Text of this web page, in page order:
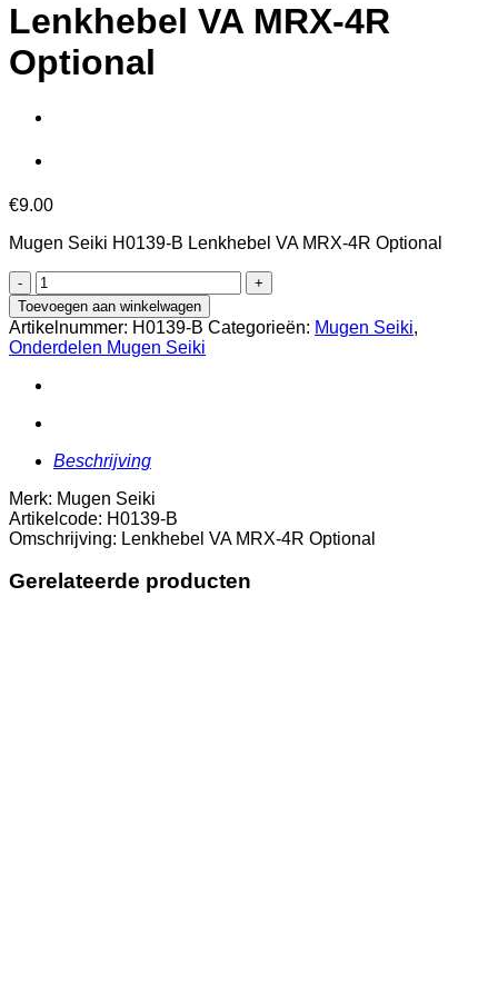
Lenkhebel VA MRX-4R
Optional
€9.00
Mugen Seiki H0139-B Lenkhebel VA MRX-4R Optional
Lenkhebel
VA
MRX-
4R
Optional
aantal
Toevoegen aan winkelwagen
Artikelnummer: H0139-B Categorieën: Mugen Seiki,
Onderdelen Mugen Seiki
Beschrijving
Merk: Mugen Seiki
Artikelcode: H0139-B
Omschrijving: Lenkhebel VA MRX-4R Optional
Gerelateerde producten